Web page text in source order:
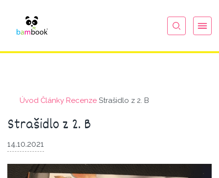
Úvod Články Recenze Strašidlo z 2. B
Strašidlo z 2. B
14.10.2021